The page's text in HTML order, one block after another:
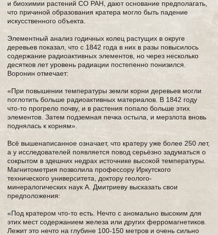
и биохимии растений СО РАН, дают основание предполагать,
что причиной образования кратера могло быть падение
искусственного объекта.
Элементный анализ годичных колец растущих в округе
деревьев показал, что с 1842 года в них в разы повысилось
содержание радиоактивных элементов, но через несколько
десятков лет уровень радиации постепенно понизился.
Воронин отмечает:
«При повышении температуры земли корни деревьев могли
поглотить больше радиоактивных материалов. В 1842 году
что-то прогрело почву, и в растения попало больше этих
элементов. Затем подземная печка остыла, и мерзлота вновь
поднялась к корням».
Всё вышенаписанное означает, что кратеру уже более 250 лет,
а у исследователей появляется повод серьёзно задуматься о
сокрытом в здешних недрах источнике высокой температуры.
Магнитометрия позволила профессору Иркутского
технического университета, доктору геолого-
минералогических наук А. Дмитриеву высказать свои
предположения:
«Под кратером что-то есть. Нечто с аномально высоким для
этих мест содержанием железа или других ферромагнетиков.
Лежит это нечто на глубине 100-150 метров и очень сильно